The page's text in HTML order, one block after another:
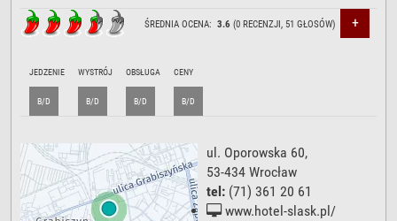
ŚREDNIA OCENA:3.6 (0 RECENZJI, 51 GŁOSÓW) +
JEDZENIE
B/D
WYSTRÓJ
B/D
OBSŁUGA
B/D
CENY
B/D
ul. Oporowska 60,
53-434 Wrocław
tel: (71) 361 20 61
www.hotel-slask.pl/